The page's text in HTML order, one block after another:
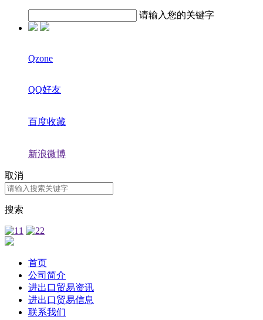
请输入您的关键字
Qzone
QQ好友
百度收藏
新浪微博
取消
搜索
首页
公司简介
进出口贸易资讯
进出口贸易信息
联系我们